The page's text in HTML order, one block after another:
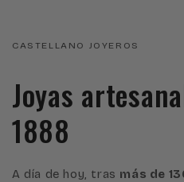
CASTELLANO JOYEROS
Joyas
1888
A día de hoy, tras más de